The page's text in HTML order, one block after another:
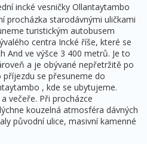
incké vesničky Ollantaytambo
procházka starodávnými uličkami
turistickým autobusem
centra Incké říše, které se
And ve výšce 3 400 metrů. Je to
a je obývané nepřetržitě po
se přesuneme do
, kde se ubytujeme.
večeře. Při procházce
kouzelná atmosféra dávných
původní ulice, masivní kamenné